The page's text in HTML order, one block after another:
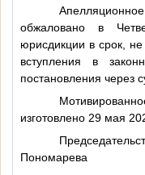
обжаловано в
юрисдикции в срок,
вступления в
постановления через
изготовлено 29 мая
Пономарева